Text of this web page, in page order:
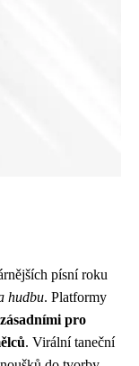
písní roku
hudbu. Platformy
zásadními pro
. Virální taneční